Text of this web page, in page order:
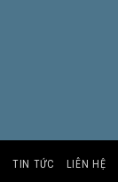
TIN TỨC LIÊN HỆ